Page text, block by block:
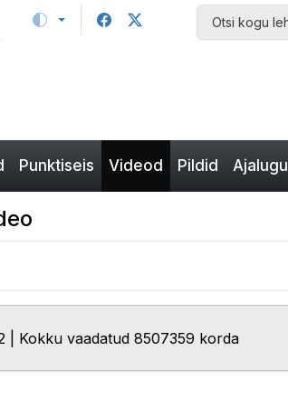
Punktiseis Videod Pildid Ajalugu
| Kokku vaadatud 8507359 korda